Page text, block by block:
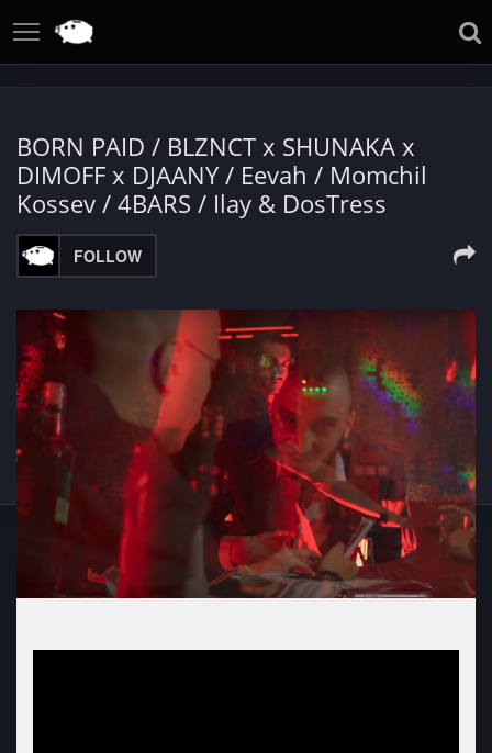
BORN PAID / BLZNCT x SHUNAKA x
DIMOFF x DJAANY / Eevah / Momchil
Kossev / 4BARS / Ilay & DosTress
FOLLOW